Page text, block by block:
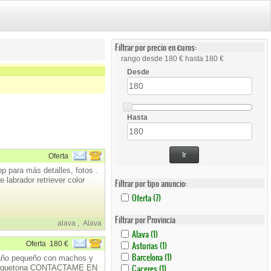
Oferta
para más detalles, fotos .
labrador retriever color
alava , Alava
Oferta 180 €
pequeño con machos y
CONTACTAME EN
Filtrar por precio en €uros:
rango desde 180 € hasta 180 €
Desde
Hasta
Ir
Filtrar por tipo anuncio:
Apply
Oferta
Filter
Oferta (7)
Filtrar por Provincia
Apply
Alava
Filter
Alava (1)
Alava
Filter
Apply
Asturias
Filter
Asturias (1)
Asturias
Filter
Apply
Barcelona
Barcelona (1)
ApplyCaceres (1)